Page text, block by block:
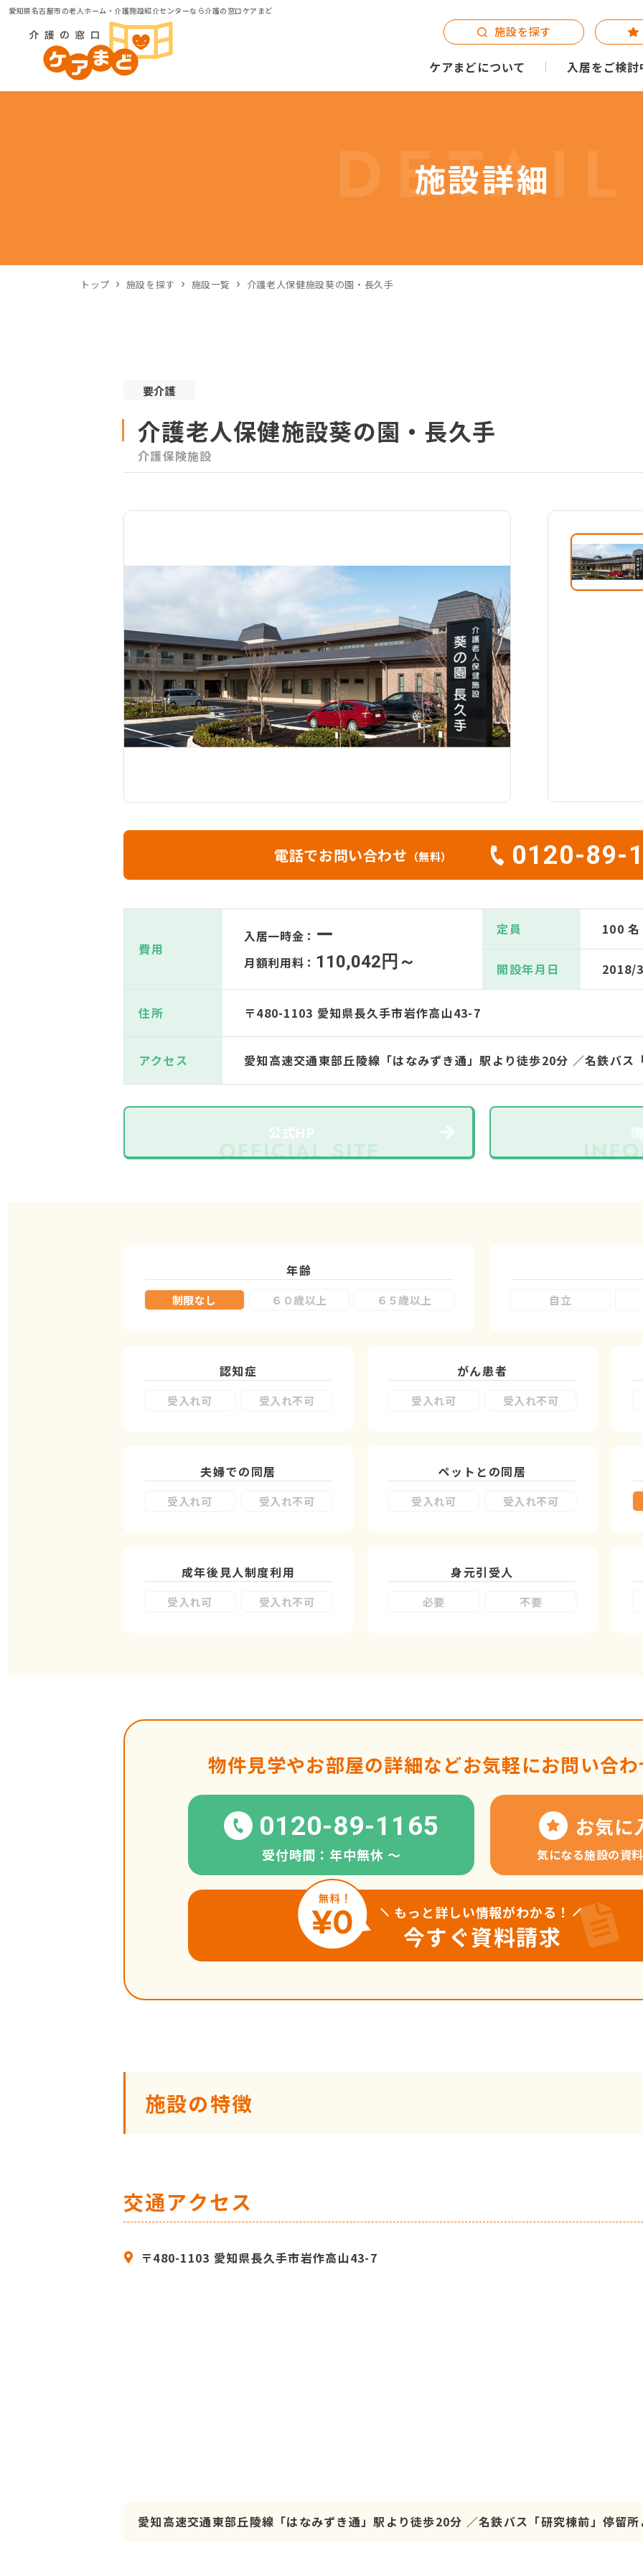
愛知県名古屋市の老人ホーム・介護施設紹介センターなら介護の窓口ケアまど
ケアまどについて 入居をご検
施設を探す
DETAIL
施設詳細
トップ 施設を探す 施設一覧 介護老人保健施設葵の園・長久手
要介護
介護老人保健施設葵の園・長久手
介護保険施設
電話でお問い合わせ （無料） 0120-89-
費用
入居一時金： ー
月額利用料： 110,042円～
定員 100 名
開設年月日 2018/
住所 〒480-1103 愛知県長久手市岩作高山43-7
アクセス 愛知高速交通東部丘陵線「はなみずき通」駅より徒歩20分 ／名鉄バス
公式HP
年齢
制限なし ６０歳以上 ６５歳以上 自立
認知症
受入れ可 受入れ不可
がん患者
受入れ可 受入れ不可
夫婦での同居
受入れ可 受入れ不可
ペットとの同居
受入れ可 受入れ不可
成年後見人制度利用
受入れ可 受入れ不可
身元引受人
必要 不要
物件見学やお部屋の詳細などお気軽にお問い合
0120-89-1165
受付時間：年中無休 〜
お気に
気になる施設の資
もっと詳しい情報がわかる！
今すぐ資料請求
施設の特徴
交通アクセス
〒480-1103 愛知県長久手市岩作高山43-7
愛知高速交通東部丘陵線「はなみずき通」駅より徒歩20分 ／名鉄バス「研究棟前」停留